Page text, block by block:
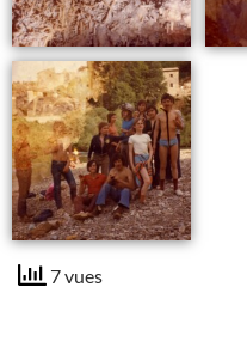
7 vues